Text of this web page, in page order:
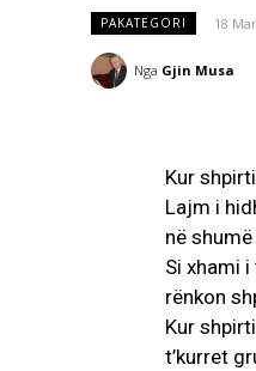
PAKATEGORI 18
Nga Gjin Musa
Kur
Lajm i
në
Si xhami
rënkon
Kur
t’kurret